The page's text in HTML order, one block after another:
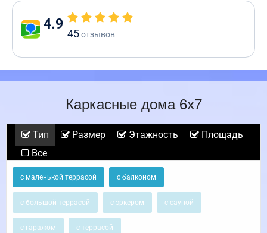
4.9
45отзывов
Каркасные дома 6х7
Тип Размер Этажность
Площадь
Все
с маленькой террасой с балконом
с большой террасой с эркером с сауной
с гаражом с террасой